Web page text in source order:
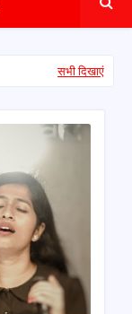
सभी दिखाएं